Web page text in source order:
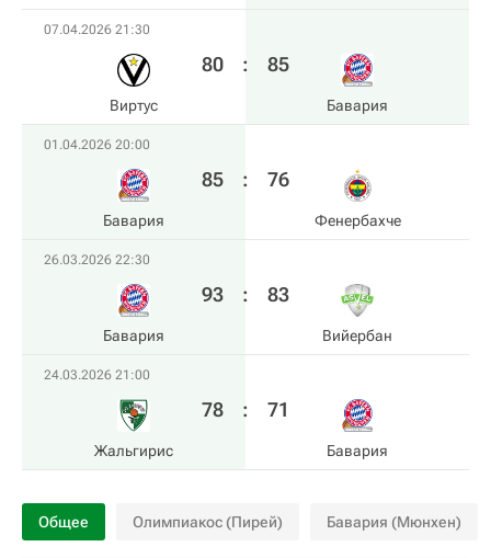
07.04.2026 21:30
Виртус
80 : 85
Бавария
01.04.2026 20:00
Бавария
85 : 76
Фенербахче
26.03.2026 22:30
Бавария
93 : 83
Вийербан
24.03.2026 21:00
Жальгирис
78 : 71
Бавария
Общее Олимпиакос (Пирей) Бавария (Мюнхен)